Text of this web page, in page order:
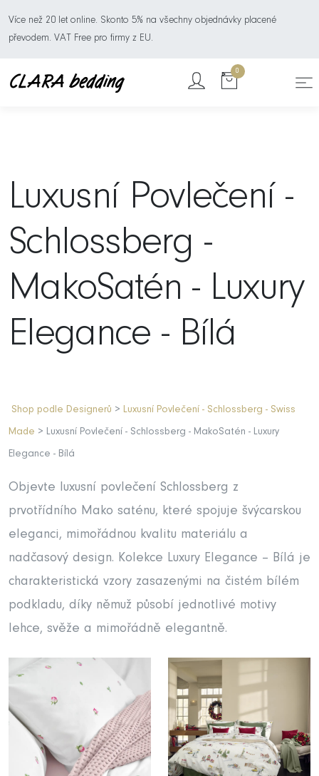
Více než 20 let online. Skonto 5% na všechny objednávky placené
převodem. VAT Free pro firmy z EU.
0
Luxusní Povlečení -
Schlossberg -
MakoSatén - Luxury
Elegance - Bílá
Shop podle Designerů > Luxusní Povlečení - Schlossberg - Swiss
Made > Luxusní Povlečení - Schlossberg - MakoSatén - Luxury
Elegance - Bílá
Objevte luxusní povlečení Schlossberg z
prvotřídního Mako saténu, které spojuje švýcarskou
eleganci, mimořádnou kvalitu materiálu a
nadčasový design. Kolekce Luxury Elegance – Bílá je
charakteristická vzory zasazenými na čistém bílém
podkladu, díky němuž působí jednotlivé motivy
lehce, svěže a mimořádně elegantně.